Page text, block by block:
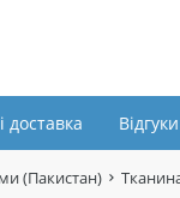
доставка Відгуки
(Пакистан)